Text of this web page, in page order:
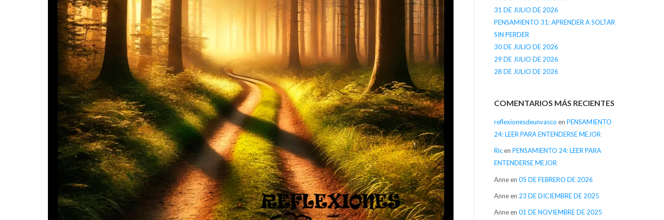
31 DE JULIO DE 2026
PENSAMIENTO 31: APRENDER A SOLTAR
SIN PERDER
30 DE JULIO DE 2026
29 DE JULIO DE 2026
28 DE JULIO DE 2026
COMENTARIOS MÁS RECIENTES
reflexionesdeunvasco en PENSAMIENTO
24: LEER PARA ENTENDERSE MEJOR
Ricen PENSAMIENTO 24: LEER PARA
ENTENDERSE MEJOR
Anneen 05 DE FEBRERO DE 2026
Anneen 23 DE DICIEMBRE DE 2025
Anneen 01 DE NOVIEMBRE DE 2025